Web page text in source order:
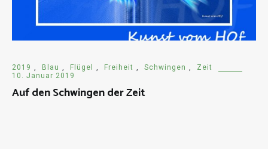
2019 , Blau , Flügel , Freiheit , Schwingen ,
Zeit
10. Januar 2019
Auf den Schwingen der Zeit